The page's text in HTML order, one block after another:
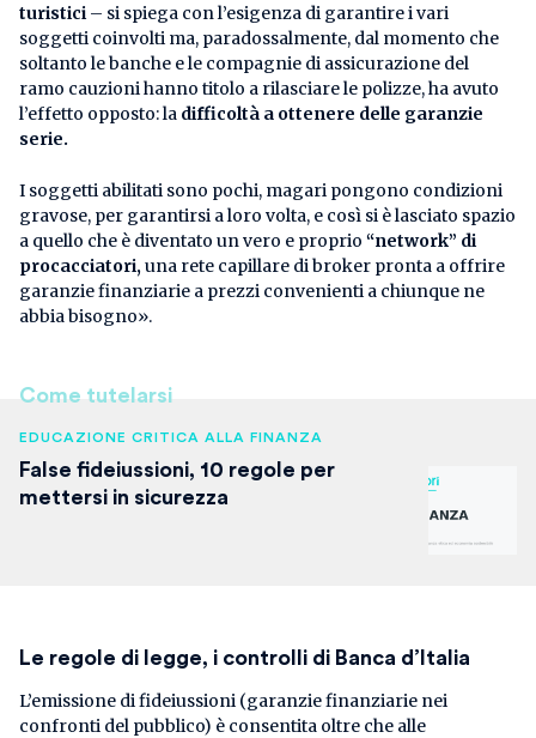
turistici – si spiega con l’esigenza di garantire i vari
soggetti coinvolti ma, paradossalmente, dal momento che
soltanto le banche e le compagnie di assicurazione del
ramo cauzioni hanno titolo a rilasciare le polizze, ha avuto
l’effetto opposto: la difficoltà a ottenere delle garanzie
serie.
I soggetti abilitati sono pochi, magari pongono condizioni
gravose, per garantirsi a loro volta, e così si è lasciato spazio
a quello che è diventato un vero e proprio “network” di
procacciatori,una rete capillare di broker pronta a offrire
garanzie finanziarie a prezzi convenienti a chiunque ne
abbia bisogno».
Come tutelarsi
EDUCAZIONE CRITICA ALLA FINANZA
False fideiussioni, 10 regole per
mettersi in sicurezza
Le regole di legge, i controlli di Banca d’Italia
L’emissione di fideiussioni (garanzie finanziarie nei
confronti del pubblico) è consentita oltre che alle